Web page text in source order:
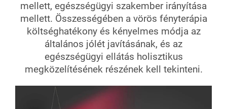
mellett, egészségügyi szakember irányítása
mellett. Összességében a vörös fényterápia
költséghatékony és kényelmes módja az
általános jólét javításának, és az
egészségügyi ellátás holisztikus
megközelítésének részének kell tekinteni.